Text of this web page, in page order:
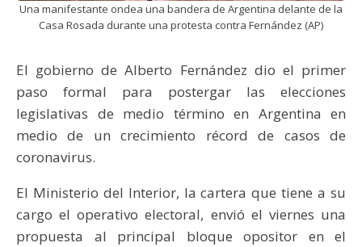
Una manifestante ondea una bandera de Argentina delante de la
Casa Rosada durante una protesta contra Fernández (AP)
El gobierno de Alberto Fernández dio el primer
paso formal para postergar las elecciones
legislativas de medio término en Argentina en
medio de un crecimiento récord de casos de
coronavirus.
El Ministerio del Interior, la cartera que tiene a su
cargo el operativo electoral, envió el viernes una
propuesta al principal bloque opositor en el